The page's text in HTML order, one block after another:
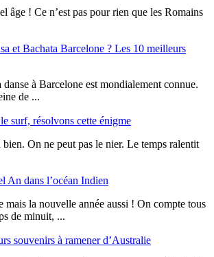
âge ! Ce n’est pas pour rien que les Romains
et Bachata Barcelone ? Les 10 meilleurs
danse à Barcelone est mondialement connue.
de ...
surf, résolvons cette énigme
On ne peut pas le nier. Le temps ralentit
An dans l’océan Indien
mais la nouvelle année aussi ! On compte tous
de minuit, ...
souvenirs à ramener d’Australie